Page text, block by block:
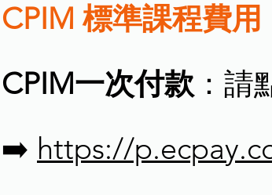
CPIM 標準課程費用
CPIM一次付款 ：請
➡️ https://